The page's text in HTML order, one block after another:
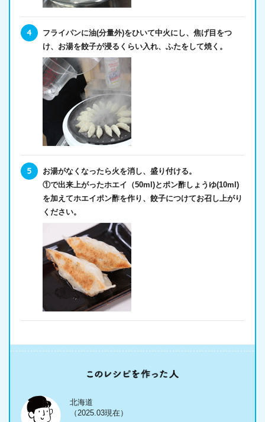
フライパンに油(分量外)をひいて中火にし、焦げ目をつ
け、お湯を餃子が浸るくらい入れ、ふたをして焼く。
お湯がなくなったら火を消し、盛り付ける。
①で出来上がったホエイ（50ml)とポン酢しょうゆ(10ml)
を加えてホエイポン酢を作り、餃子につけてお召し上がり
ください。
北海道
（2025.03現在）